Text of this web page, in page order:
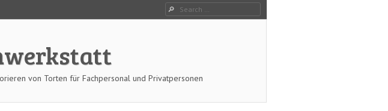
Search
von Torten für Fachpersonal und Privatpersonen